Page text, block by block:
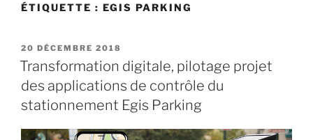
ÉTIQUETTE : EGIS PARKING
20 DÉCEMBRE 2018
Transformation digitale, pilotage projet
des applications de contrôle du
stationnement Egis Parking